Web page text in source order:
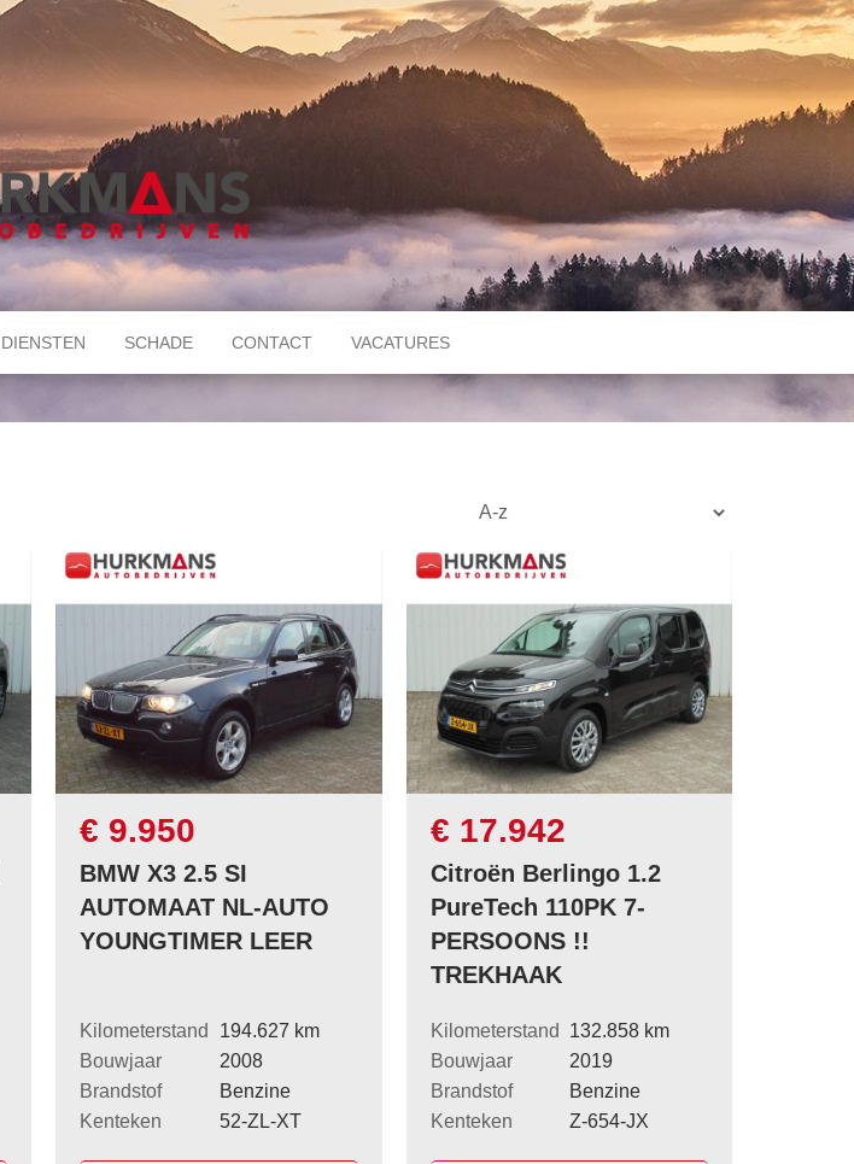
DIENSTEN SCHADE CONTACT VACATURES
€ 9.950
BMW X3 2.5 SI
AUTOMAAT NL-AUTO
YOUNGTIMER LEER
Kilometerstand
194.627 km
Bouwjaar
2008
Brandstof
Benzine
Kenteken
52-ZL-XT
€ 17.942
Citroën Berlingo 1.2
PureTech 110PK 7-
PERSOONS !!
TREKHAAK
Kilometerstand
132.858 km
Bouwjaar
2019
Brandstof
Benzine
Kenteken
Z-654-JX